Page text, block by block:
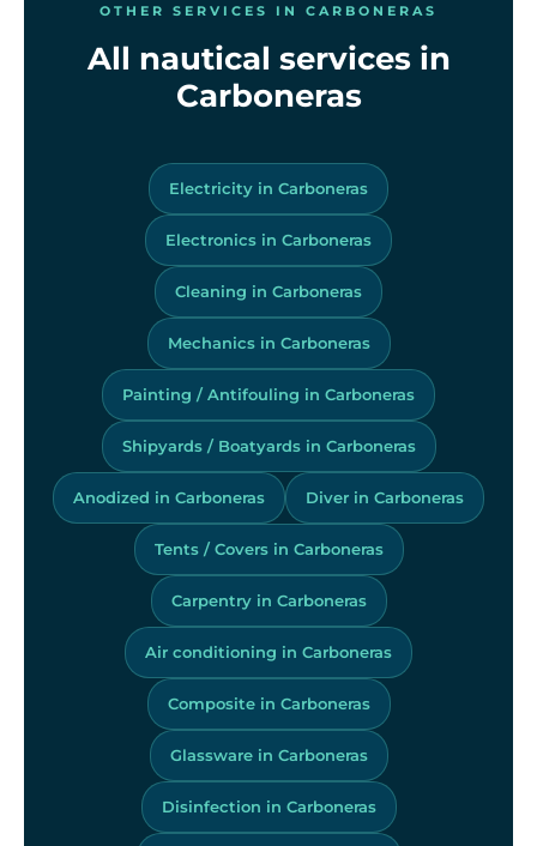
OTHER SERVICES IN CARBONERAS
All nautical services in
Carboneras
Electricity in Carboneras
Electronics in Carboneras
Cleaning in Carboneras
Mechanics in Carboneras
Painting / Antifouling in Carboneras
Shipyards / Boatyards in Carboneras
Anodized in Carboneras Diver in Carboneras
Tents / Covers in Carboneras
Carpentry in Carboneras
Air conditioning in Carboneras
Composite in Carboneras
Glassware in Carboneras
Disinfection in Carboneras